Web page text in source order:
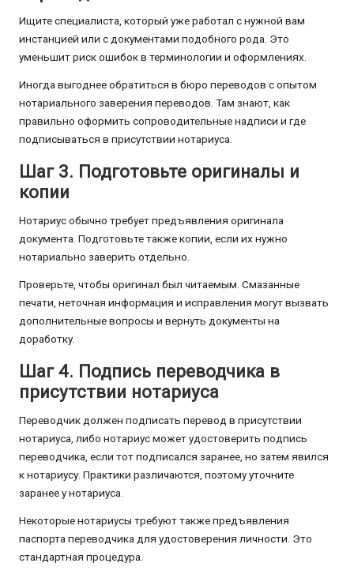
Ищите специалиста, который уже работал с нужной вам
инстанцией или с документами подобного рода. Это
уменьшит риск ошибок в терминологии и оформлениях.
Иногда выгоднее обратиться в бюро переводов с опытом
нотариального заверения переводов. Там знают, как
правильно оформить сопроводительные надписи и где
подписываться в присутствии нотариуса.
Шаг 3. Подготовьте оригиналы и
копии
Нотариус обычно требует предъявления оригинала
документа. Подготовьте также копии, если их нужно
нотариально заверить отдельно.
Проверьте, чтобы оригинал был читаемым. Смазанные
печати, неточная информация и исправления могут вызвать
дополнительные вопросы и вернуть документы на
доработку.
Шаг 4. Подпись переводчика в
присутствии нотариуса
Переводчик должен подписать перевод в присутствии
нотариуса, либо нотариус может удостоверить подпись
переводчика, если тот подписался заранее, но затем явился
к нотариусу. Практики различаются, поэтому уточните
заранее у нотариуса.
Некоторые нотариусы требуют также предъявления
паспорта переводчика для удостоверения личности. Это
стандартная процедура.